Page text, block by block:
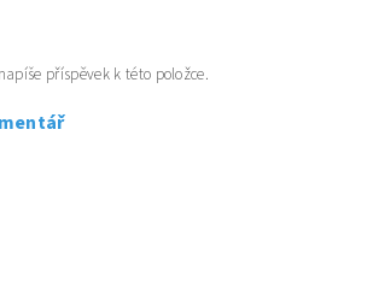
příspěvek k této položce.